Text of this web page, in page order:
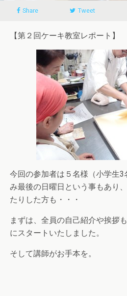
Share Tweet
【第２回ケーキ教室レポート】
今回の参加者は５名様（小学生
み最後の日曜日という事もあり
たりした方も・・・
まずは、全員の自己紹介や挨拶
にスタートいたしました。
そして講師がお手本を。